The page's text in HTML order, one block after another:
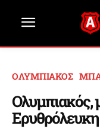
ΟΛΥΜΠΙΑΚΟΣ
Ολυμπιακός,
Ερυθρόλευκη